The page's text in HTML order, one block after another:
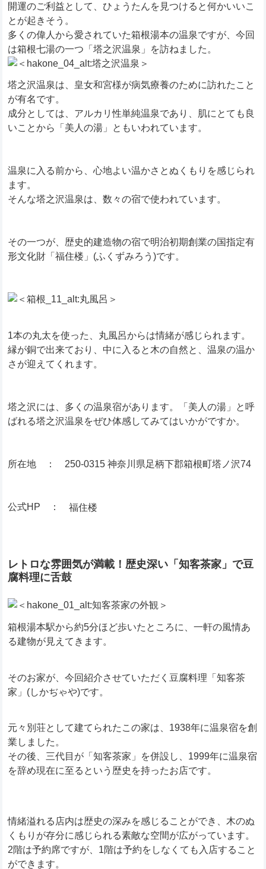
開運のご利益として、ひょうたんを見つけると何かいいこ
とが起きそう。
多くの偉人から愛されていた箱根湯本の温泉ですが、今回
は箱根七湯の一つ「塔之沢温泉」を訪ねました。
塔之沢温泉は、皇女和宮様が病気療養のために訪れたこと
が有名です。
成分としては、アルカリ性単純温泉であり、肌にとても良
いことから「美人の湯」ともいわれています。
温泉に入る前から、心地よい温かさとぬくもりを感じられ
ます。
そんな塔之沢温泉は、数々の宿で使われています。
その一つが、歴史的建造物の宿で明治初期創業の国指定有
形文化財「福住楼」(ふくずみろう)です。
1本の丸太を使った、丸風呂からは情緒が感じられます。
縁が銅で出来ており、中に入ると木の自然と、温泉の温か
さが迎えてくれます。
塔之沢には、多くの温泉宿があります。「美人の湯」と呼
ばれる塔之沢温泉をぜひ体感してみてはいかがですか。
所在地 ： 250-0315 神奈川県足柄下郡箱根町塔ノ沢74
公式HP ：福住楼
レトロな雰囲気が満載！歴史深い「知客茶家」で豆
腐料理に舌鼓
箱根湯本駅から約5分ほど歩いたところに、一軒の風情あ
る建物が見えてきます。
そのお家が、今回紹介させていただく豆腐料理「知客茶
家」(しかぢゃや)です。
元々別荘として建てられたこの家は、1938年に温泉宿を創
業しました。
その後、三代目が「知客茶家」を併設し、1999年に温泉宿
を辞め現在に至るという歴史を持ったお店です。
情緒溢れる店内は歴史の深みを感じることができ、木のぬ
くもりが存分に感じられる素敵な空間が広がっています。
2階は予約席ですが、1階は予約をしなくても入店すること
ができます。